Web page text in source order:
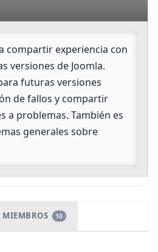
compartir experiencia con
versiones de Joomla.
futuras versiones
de fallos y compartir
a problemas. También es
generales sobre
MIEMBROS 10